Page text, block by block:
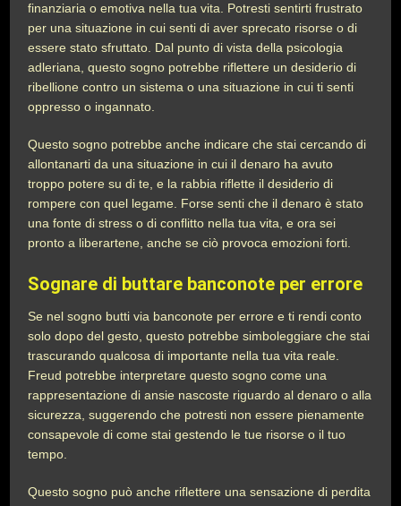
finanziaria o emotiva nella tua vita. Potresti sentirti frustrato
per una situazione in cui senti di aver sprecato risorse o di
essere stato sfruttato. Dal punto di vista della psicologia
adleriana, questo sogno potrebbe riflettere un desiderio di
ribellione contro un sistema o una situazione in cui ti senti
oppresso o ingannato.
Questo sogno potrebbe anche indicare che stai cercando di
allontanarti da una situazione in cui il denaro ha avuto
troppo potere su di te, e la rabbia riflette il desiderio di
rompere con quel legame. Forse senti che il denaro è stato
una fonte di stress o di conflitto nella tua vita, e ora sei
pronto a liberartene, anche se ciò provoca emozioni forti.
Sognare di buttare banconote per errore
Se nel sogno butti via banconote per errore e ti rendi conto
solo dopo del gesto, questo potrebbe simboleggiare che stai
trascurando qualcosa di importante nella tua vita reale.
Freud potrebbe interpretare questo sogno come una
rappresentazione di ansie nascoste riguardo al denaro o alla
sicurezza, suggerendo che potresti non essere pienamente
consapevole di come stai gestendo le tue risorse o il tuo
tempo.
Questo sogno può anche riflettere una sensazione di perdita